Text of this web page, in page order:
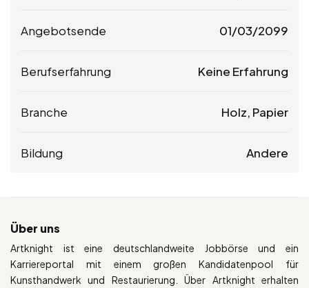
Angebotsende 01/03/2099
Berufserfahrung Keine Erfahrung
Branche Holz, Papier
Bildung Andere
Über uns
Artknight ist eine deutschlandweite Jobbörse und ein
Karriereportal mit einem großen Kandidatenpool für
Kunsthandwerk und Restaurierung. Über Artknight erhalten